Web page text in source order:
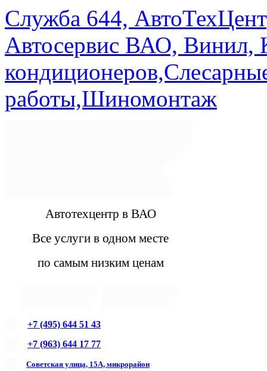
Служба 644,
Автосервис ВАО, Винил,
работы,Шиномонтаж
Автотехцентр в ВАО
Все услуги в одном месте
по самым низким ценам
+7 (495) 644 51 43
+7 (963) 644 17 77
Советская улица, 15А, микрорайон